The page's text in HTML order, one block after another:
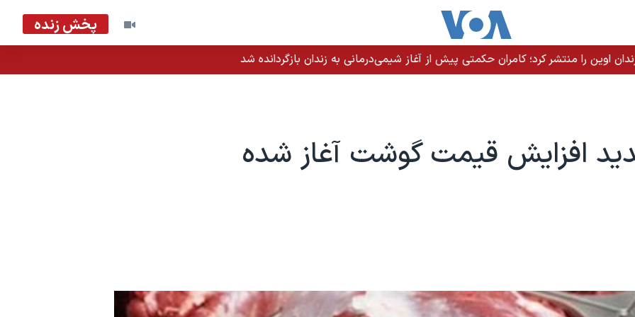
پخش زنده
اوین را منتشر کرد؛ کامران حکمتی پیش از آغاز شیمی‌درمانی به زندان بازگردانده شد
افزایش قیمت گوشت آغاز شده